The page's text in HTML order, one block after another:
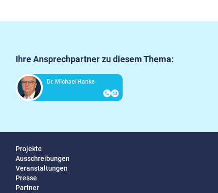
Ihre Ansprechpartner zu diesem Thema:
Dr. Michael Hanke
Projekte
Ausschreibungen
Veranstaltungen
Presse
Partner